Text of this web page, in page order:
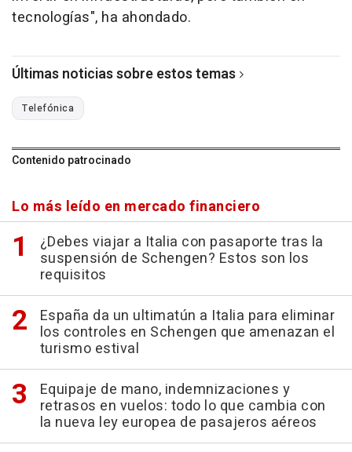
tecnologías", ha ahondado.
Últimas noticias sobre estos temas
Telefónica
Contenido patrocinado
Lo más leído en mercado financiero
¿Debes viajar a Italia con pasaporte tras la
suspensión de Schengen? Estos son los
requisitos
España da un ultimatún a Italia para eliminar
los controles en Schengen que amenazan el
turismo estival
Equipaje de mano, indemnizaciones y
retrasos en vuelos: todo lo que cambia con
la nueva ley europea de pasajeros aéreos